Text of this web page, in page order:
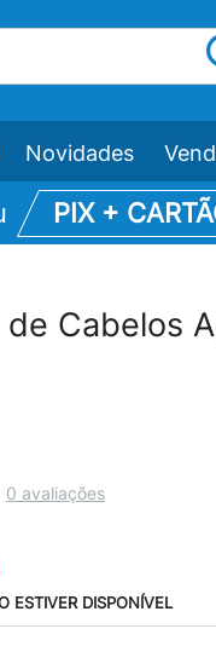
Novidades
PIX +
Cabelos
0 avaliações
ESTIVER DISPONÍVEL